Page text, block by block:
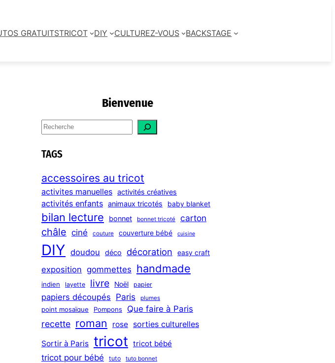
GRATUITSTRICOT DIY CULTUREZ-VOUS BACKSTAGE
Bienvenue
S
e
a
r
h
TAGS
accessoires au tricot
activites manuelles activités créatives
activités enfants animaux tricotés baby blanket
bilan lecture bonnet bonnet tricoté carton
châle ciné couture couverture bébé cuisine
DIY doudou déco décoration easy craft
exposition gommettes handmade
indien layette livre Noël papier
papiers découpés Paris plumes
point mosaïque Pompons Que faire à Paris
recette roman rose sorties culturelles
Sortir à Paris tricot tricot bébé
tricot pour bébé tuto tuto bonnet